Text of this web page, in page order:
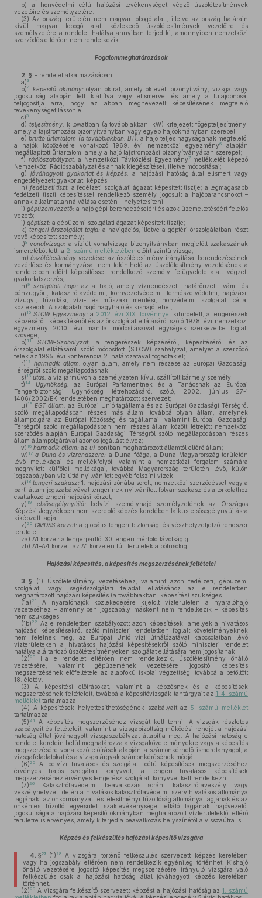
b) a honvédelmi célú hajózási tevékenységet végző úszólétesítmények
vezetőire és személyzetére.
(3) Az ország területén nem magyar lobogó alatt, illetve az ország határain
kívül magyar lobogó alatt közlekedő úszólétesítmények vezetőire és
személyzetére a rendelet hatálya annyiban terjed ki, amennyiben nemzetközi
szerződés eltérően nem rendelkezik.
Fogalommeghatározások
2. § E rendelet alkalmazásában
a) 3
b)4 képesítő okmány: olyan okirat, amely oklevél, bizonyítvány, vizsga vagy
jogosultság alapján lett kiállítva vagy elismerve, és amely a tulajdonosát
feljogosítja arra, hogy az abban megnevezett képesítésének megfelelő
tevékenységet lásson el;
c)5
d) teljesítmény: kilowattban (a továbbiakban: kW) kifejezett főgépteljesítmény,
amely a lajstromozási bizonyítványban vagy egyéb hajóokmányban szerepel;
e) bruttó űrtartalom (a továbbiakban: BT): a hajó teljes nagyságának megfelelő,
a hajók köbözésére vonatkozó 1969. évi nemzetközi egyezmény6
alapján
megállapított űrtartalom, amely a hajó lajstromozási bizonyítványában szerepel;
f) rádiószabályzat: a Nemzetközi Távközlési Egyezmény7mellékletét képező
Nemzetközi Rádiószabályzat és annak kiegészítései, illetve módosításai;
g) jóváhagyott gyakorlat és képzés: a hajózási hatóság által elismert vagy
engedélyezett gyakorlat, képzés;
h) fedélzeti tiszt: a fedélzeti szolgálati ágazat képesített tisztje; a legmagasabb
fedélzeti tiszti képesítéssel rendelkező személy jogosult a hajóparancsnokot –
annak alkalmatlanná válása esetén – helyettesíteni;
i) gépüzemvezető: a hajó gépi berendezéseiért és azok üzemeltetéséért felelős
vezető;
j) géptiszt: a gépüzemi szolgálati ágazat képesített tisztje;
k) tengeri őrszolgálat tagja: a navigációs, illetve a géptéri őrszolgálatban részt
vevő képesített személy;
l)8 vonalvizsga: a víziút vonalvizsga bizonyítványban megjelölt szakaszának
ismeretéből tett, a 2. számú mellékletében előírt szintű vizsga;
m) úszólétesítmény vezetése: az úszólétesítmény irányítása, berendezéseinek
vezérlése és kormányzása; nem tekinthető az úszólétesítmény vezetésének a
rendeletben előírt képesítéssel rendelkező személy felügyelete alatt végzett
gyakorlatszerzés;
n)9 szolgálati hajó: az a hajó, amely vízirendészeti, határőrizeti, vám- és
pénzügyőri, katasztrófavédelmi, környezetvédelmi, természetvédelmi, hajózási,
vízügyi, tűzoltási, vízi- és műszaki mentési, honvédelmi szolgálati céllal
közlekedik. A szolgálati hajó nagyhajó és kishajó lehet;
o) 10 STCW Egyezmény: a 2012. évi XIX. törvénnyel kihirdetett, a tengerészek
képzéséről, képesítéséről és az őrszolgálat ellátásáról szóló 1978. évi nemzetközi
egyezmény 2010. évi manilai módosításaival egységes szerkezetbe foglalt
szövege;
p) 11 STCW-Szabályzat: a tengerészek képzéséről, képesítéséről és az
őrszolgálat ellátásáról szóló módosított (STCW) szabályzat, amelyet a szerződő
felek az 1995. évi konferencia 2. határozatával fogadtak el;
r) 12 harmadik állam:olyan állam, amely nem részese az Európai Gazdasági
Térségről szóló megállapodásnak;
s) 13 utas: a vízijárművön a személyzeten kívül szállított bármely személy;
t) 14 Ügynökség: az Európai Parlamentnek és a Tanácsnak az Európai
Tengerbiztonsági Ügynökség létrehozásáról szóló, 2002. június 27-i
1406/2002/EK rendeletében meghatározott szervezet;
u) 15 EGT állam: az Európai Unió tagállama és az Európai Gazdasági Térségről
szóló megállapodásban részes más állam, továbbá olyan állam, amelynek
állampolgára az Európai Közösség és tagállamai, valamint Európai Gazdasági
Térségről szóló megállapodásban nem részes állam között létrejött nemzetközi
szerződés alapján Európai Gazdasági Térségről szóló megállapodásban részes
állam állampolgárával azonos jogállást élvez;
v) 16 harmadik állam: az u) pontban meghatározott államtól eltérő állam;
w) 17 a Duna és vízrendszere: a Duna főága, a Duna Magyarország területén
lévő mellékágai és mellékfolyói, valamint a nemzetközi forgalom számára
megnyitott külföldi mellékágai, továbbá Magyarország területén lévő, külön
jogszabályban víziúttá nyilvánított egyéb felszíni vizek;
x) 18 tengeri szakasz: 1. hajózási zónába sorolt, nemzetközi szerződéssel vagy a
parti állam jogszabályával tengerinek nyilvánított folyamszakasz és a torkolathoz
csatlakozó tengeri hajózási körzet;
y) 19 elsősegélynyújtó: belvízi személyhajó személyzetének az Országos
Képzési Jegyzékben nem szereplő képzés keretében laikus elsősegélynyújtásra
kiképzett tagja.
z) 20 GMDSS körzet: a globális tengeri biztonsági és vészhelyzetjelző rendszer
területei:
za) A1 körzet: a tengerparttól 30 tengeri mérföld távolságig,
zb) A1–A4 körzet: az A1 körzeten túli területek a pólusokig.
Hajózási képesítés, a képesítés megszerzésének feltételei
3. § (1) Úszólétesítmény vezetéséhez, valamint azon fedélzeti, gépüzemi
szolgálati vagy segédszolgálati feladat ellátásához az e rendeletben
meghatározott hajózási képesítés (a továbbiakban: képesítés) szükséges.
(1a) 21
A nyaralóhajók közlekedésére kijelölt vízterületen a nyaralóhajó
vezetéséhez – amennyiben jogszabály másként nem rendelkezik – képesítés
nem szükséges.
(1b) 22
Az e rendeletben szabályozott azon képesítések, amelyek a hivatásos
hajózási képesítésekről szóló miniszteri rendeletben foglalt követelményeknek
nem felelnek meg, az Európai Unió vízi úthálózatával kapcsolatban lévő
vízterületeken a hivatásos hajózási képesítésekről szóló miniszteri rendelet
hatálya alá tartozó úszólétesítményeken szolgálat ellátására nem jogosítanak.
(2) 23
Ha e rendelet eltérően nem rendelkezik, úszólétesítmény önálló
vezetésére, valamint gépüzemének vezetésére jogosító képesítés
megszerzésének előfeltétele az alapfokú iskolai végzettség, továbbá a betöltött
18. életév.
(3) A képesítési előírásokat, valamint a képzésnek és a képesítések
megszerzésének feltételeit, továbbá a képesítővizsgák tantárgyait az 1–4. számú
melléklet tartalmazza.
(4) A képesítések helyettesíthetőségének szabályait az 5. számú melléklet
tartalmazza.
(5) 24
A képesítés megszerzéséhez vizsgát kell tenni. A vizsgák részletes
szabályait és feltételeit, valamint a vizsgabizottság működési rendjét a hajózási
hatóság által jóváhagyott vizsgaszabályzat állapítja meg. A hajózási hatóság e
rendelet keretein belül meghatározza a vizsgakövetelményekre vagy a képesítés
megszerzésére vonatkozó előírások alapján a számonkérhető ismeretanyagot, a
vizsgafeladatokat és a vizsgatárgyak számonkérésének módját.
(6) 25
A belvízi hivatásos és szolgálati célú képesítések megszerzéséhez
érvényes hajós szolgálati könyvvel, a tengeri hivatásos képesítések
megszerzéséhez érvényes tengerész szolgálati könyvvel kell rendelkezni.
(7) 26
Katasztrófavédelmi beavatkozás során, katasztrófaveszély vagy
veszélyhelyzet idején a hivatásos katasztrófavédelmi szerv hivatásos állománya
tagjának, az önkormányzati és létesítményi tűzoltóság állománya tagjának és az
önkéntes tűzoltó egyesület szaktevékenységet ellátó tagjának hajóvezetői
jogosultsága a hajózási képesítő okmányban meghatározott vízterületektől eltérő
területre is érvényes, amely kiterjed a beavatkozás helyszínétől a visszaútra is.
Képzés és felkészülés hajózási képesítő vizsgára
4. §27 (1) 28A vizsgára történő felkészülés szervezett képzés keretében
vagy ha jogszabály eltérően nem rendelkezik egyénileg történhet. Kishajó
önálló vezetésére jogosító képesítés megszerzésére irányuló vizsgára való
felkészülés csak a hajózási hatóság által jóváhagyott képzés keretében
történhet.
(2) 29 A vizsgára felkészítő szervezett képzést a hajózási hatóság az1. számú